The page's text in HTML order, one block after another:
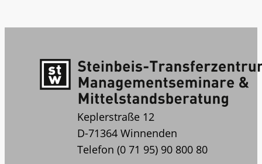
Keplerstraße 12
D-71364 Winnenden
Telefon (0 71 95) 90 800 80